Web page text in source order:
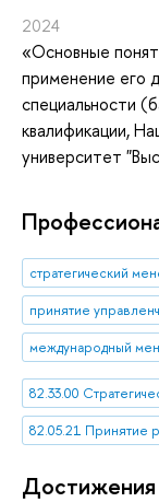
2024
«Основные
применение его
специальности
квалификации,
университет
стратегический
принятие
международный
82.05.21 Принятие